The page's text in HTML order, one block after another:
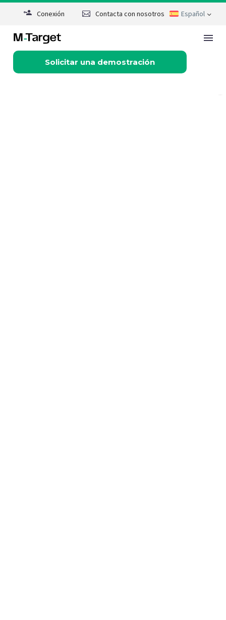
Conexión Contacta con nosotros Español
Solicitar una demostración
Solicitar una demostración
Contacto